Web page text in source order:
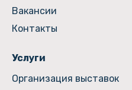
Вакансии
Контакты
Услуги
Организация выставок